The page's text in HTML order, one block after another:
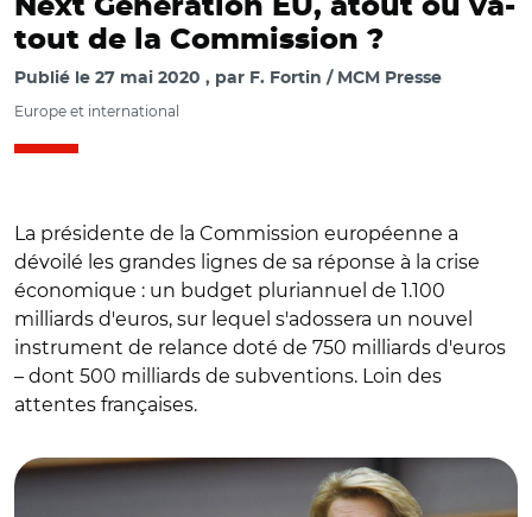
Next Generation EU, atout ou va-
tout de la Commission ?
Publié le 27 mai 2020 par F. Fortin / MCM Presse
Europe et international
La présidente de la Commission européenne a
dévoilé les grandes lignes de sa réponse à la crise
économique : un budget pluriannuel de 1.100
milliards d'euros, sur lequel s'adossera un nouvel
instrument de relance doté de 750 milliards d'euros
– dont 500 milliards de subventions. Loin des
attentes françaises.